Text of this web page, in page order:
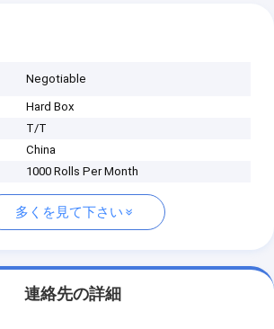
Negotiable
Hard Box
T/T
China
1000 Rolls Per Month
多くを見て下さい
連絡先の詳細